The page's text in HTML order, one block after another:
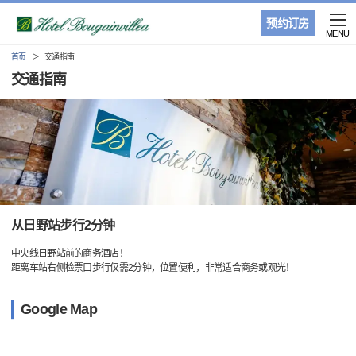
预约订房
MENU
首页 交通指南
交通指南
从日野站步行2分钟
中央线日野站前的商务酒店！
距离车站右侧检票口步行仅需2分钟，位置便利，非常适合商务或观光！
Google Map